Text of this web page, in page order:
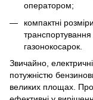
оператором;
компактні
газонокосарок.
Звичайно,
потужністю
великих площах.